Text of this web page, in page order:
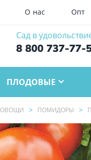
О нас Опт
Сад в
8 800 737-77-
ПЛОДОВЫЕ
ОВОЩИ ПОМИДОРЫ